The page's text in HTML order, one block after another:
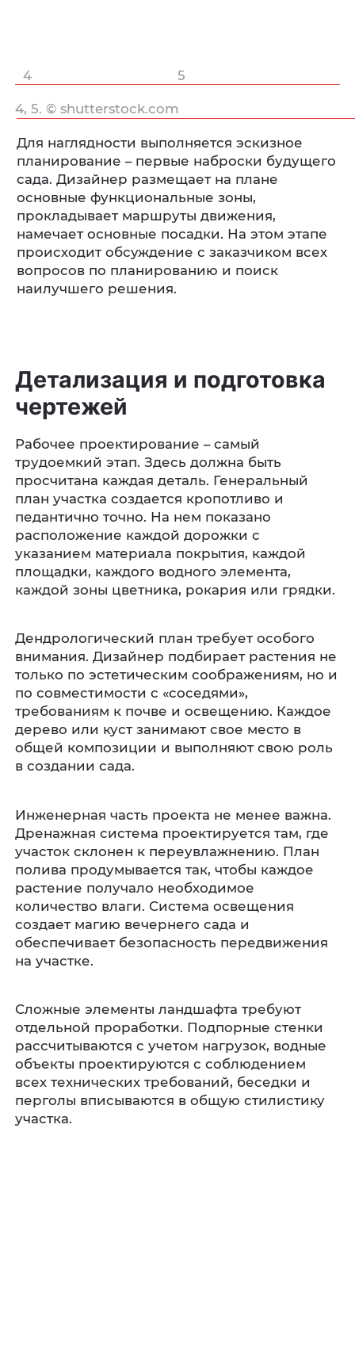
4 5
Для наглядности выполняется эскизное
планирование – первые наброски будущего
сада. Дизайнер размещает на плане
основные функциональные зоны,
прокладывает маршруты движения,
намечает основные посадки. На этом этапе
происходит обсуждение с заказчиком всех
вопросов по планированию и поиск
наилучшего решения.
4, 5. © shutterstock.com
Детализация и подготовка
чертежей
Рабочее проектирование – самый
трудоемкий этап. Здесь должна быть
просчитана каждая деталь. Генеральный
план участка создается кропотливо и
педантично точно. На нем показано
расположение каждой дорожки с
указанием материала покрытия, каждой
площадки, каждого водного элемента,
каждой зоны цветника, рокария или грядки.
Дендрологический план требует особого
внимания. Дизайнер подбирает растения не
только по эстетическим соображениям, но и
по совместимости с «соседями»,
требованиям к почве и освещению. Каждое
дерево или куст занимают свое место в
общей композиции и выполняют свою роль
в создании сада.
Инженерная часть проекта не менее важна.
Дренажная система проектируется там, где
участок склонен к переувлажнению. План
полива продумывается так, чтобы каждое
растение получало необходимое
количество влаги. Система освещения
создает магию вечернего сада и
обеспечивает безопасность передвижения
на участке.
Сложные элементы ландшафта требуют
отдельной проработки. Подпорные стенки
рассчитываются с учетом нагрузок, водные
объекты проектируются с соблюдением
всех технических требований, беседки и
перголы вписываются в общую стилистику
участка.